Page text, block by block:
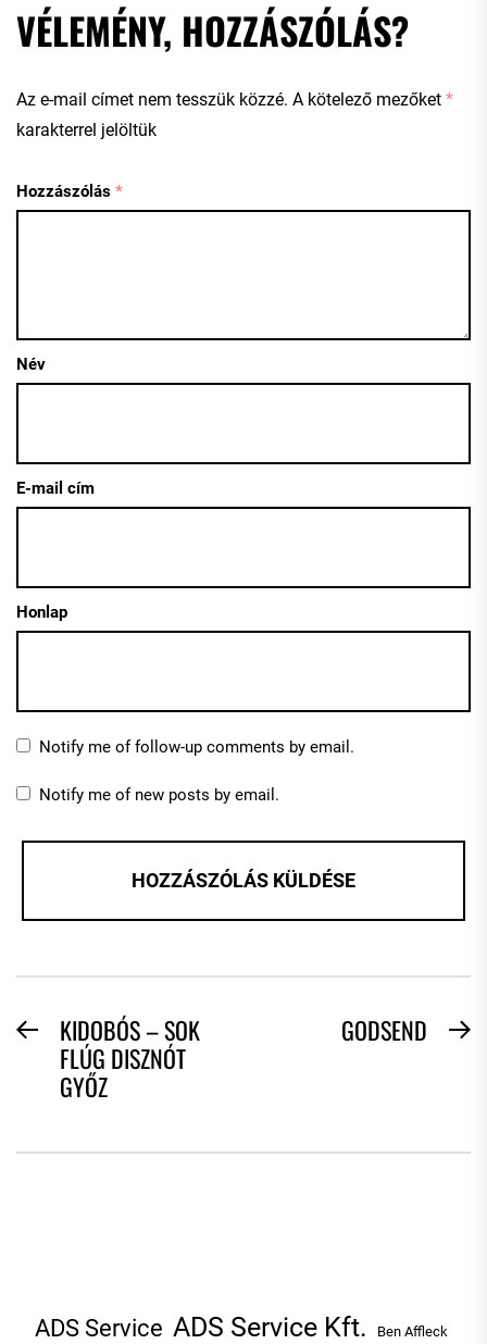
VÉLEMÉNY, HOZZÁSZÓLÁS?
Az e-mail címet nem tesszük közzé. A kötelező mezőket *
karakterrel jelöltük
Hozzászólás *
Név
E-mail cím
Honlap
Notify me of follow-up comments by email.
Notify me of new posts by email.
BEJEGYZÉS
NAVIGÁCIÓ
PreviousKIDOBÓS – SOK
FLÚG DISZNÓT
GYŐZ
GODSEND
ADS Service ADS Service Kft. Ben Affleck